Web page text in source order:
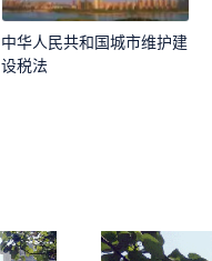
中华人民共和国城市维护建
设税法